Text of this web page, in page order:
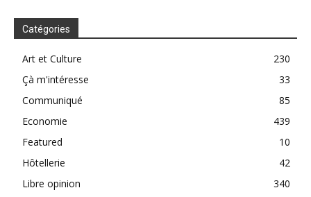
Catégories
Art et Culture
230
Çà m'intéresse
33
Communiqué
85
Economie
439
Featured
10
Hôtellerie
42
Libre opinion
340